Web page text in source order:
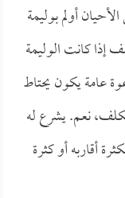
أولم بوليمة
إذا كانت الوليمة
عامة يكون يحتاط
نعم. يشرع له
أقاربه أو كثرة